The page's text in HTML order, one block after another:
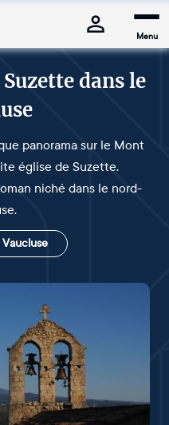
Menu
dans le
panorama sur le Mont
église de Suzette.
niché dans le nord-
Vaucluse